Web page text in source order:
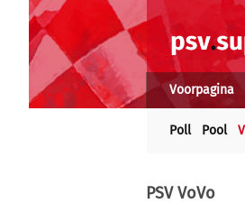
Voorpagina
Poll Pool
PSV VoVo